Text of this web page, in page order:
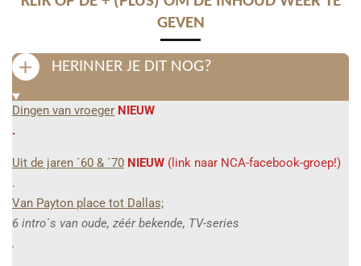
GEVEN
HERINNER JE DIT NOG?
Dingen van vroeger NIEUW
.
Uit de jaren ´60 & ´70 NIEUW (link naar NCA-facebook-groep!)
.
Van Payton place tot Dallas;
6 intro´s van oude, zéér bekende, TV-series
.